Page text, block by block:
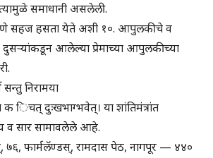
समाधानी असलेली.
सहज हसता येते अशी १०. आपुलकीचे व
दुसऱ्यांकडून आलेल्या प्रेमाच्या आपुलकीच्या
निरामया
क िचत् दुःखभाग्भवेत्। या शांतिमंत्रांत
व सार सामावलेले आहे.
७६, फार्मलॅण्डस्, रामदास पेठ, नागपूर — ४४०